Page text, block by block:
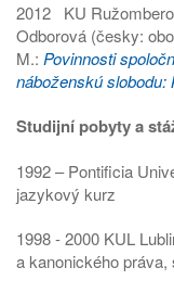
2012 KU
Odborová (česky:
M.: Povinnosti
náboženskú slobodu:
Studijní pobyty a
1992 – Pontificia
jazykový kurz
1998 - 2000 KUL
a kanonického